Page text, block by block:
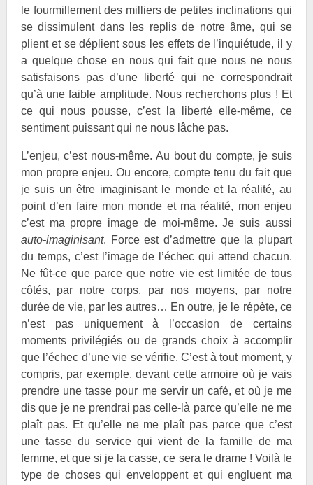
le fourmillement des milliers de petites inclinations qui
se dissimulent dans les replis de notre âme, qui se
plient et se déplient sous les effets de l’inquiétude, il y
a quelque chose en nous qui fait que nous ne nous
satisfaisons pas d’une liberté qui ne correspondrait
qu’à une faible amplitude. Nous recherchons plus ! Et
ce qui nous pousse, c’est la liberté elle-même, ce
sentiment puissant qui ne nous lâche pas.
L’enjeu, c’est nous-même. Au bout du compte, je suis
mon propre enjeu. Ou encore, compte tenu du fait que
je suis un être imaginisant le monde et la réalité, au
point d’en faire mon monde et ma réalité, mon enjeu
c’est ma propre image de moi-même. Je suis aussi
auto-imaginisant. Force est d’admettre que la plupart
du temps, c’est l’image de l’échec qui attend chacun.
Ne fût-ce que parce que notre vie est limitée de tous
côtés, par notre corps, par nos moyens, par notre
durée de vie, par les autres… En outre, je le répète, ce
n’est pas uniquement à l’occasion de certains
moments privilégiés ou de grands choix à accomplir
que l’échec d’une vie se vérifie. C’est à tout moment, y
compris, par exemple, devant cette armoire où je vais
prendre une tasse pour me servir un café, et où je me
dis que je ne prendrai pas celle-là parce qu’elle ne me
plaît pas. Et qu’elle ne me plaît pas parce que c’est
une tasse du service qui vient de la famille de ma
femme, et que si je la casse, ce sera le drame ! Voilà le
type de choses qui enveloppent et qui engluent ma